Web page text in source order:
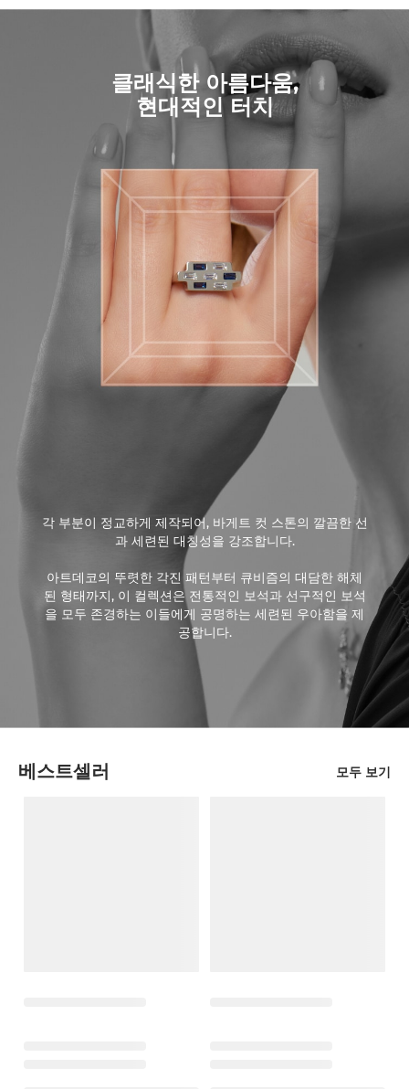
클래식한 아름다움,
현대적인 터치
각 부분이 정교하게 제작되어, 바게트 컷 스톤의 깔끔한 선
과 세련된 대칭성을 강조합니다.
아트데코의 뚜렷한 각진 패턴부터 큐비즘의 대담한 해체
된 형태까지, 이 컬렉션은 전통적인 보석과 선구적인 보석
을 모두 존경하는 이들에게 공명하는 세련된 우아함을 제
공합니다.
베스트셀러 모두 보기